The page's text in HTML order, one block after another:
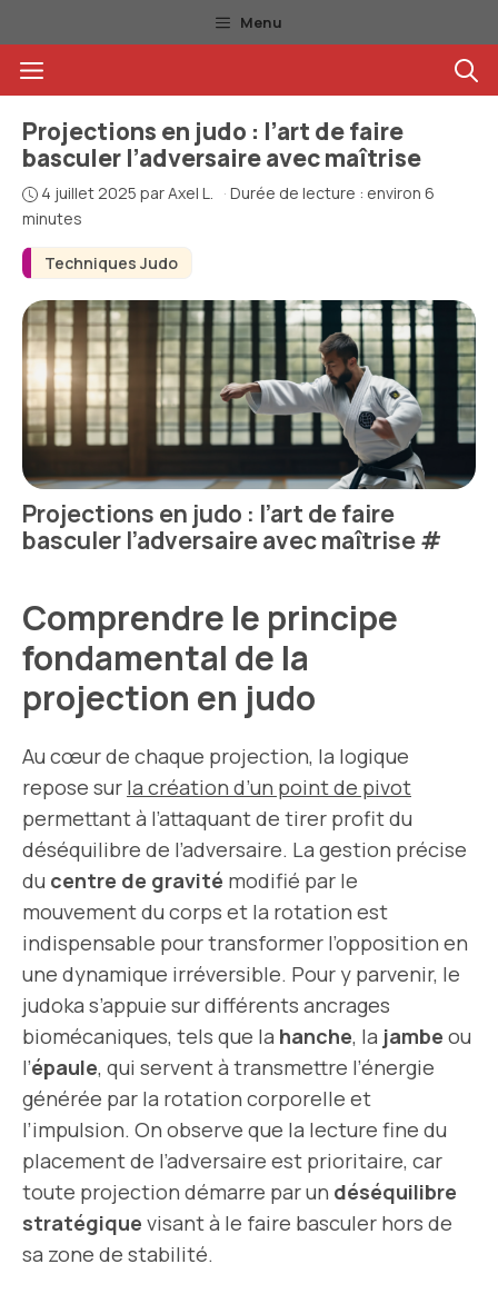
au
contenu
Menu
Menu
Techniques Judo
Projections en judo : l’art de faire
basculer l’adversaire avec maîtrise
4 juillet 2025 parAxel L. · Durée de lecture : environ 6
minutes
Projections en judo : l’art de faire
basculer l’adversaire avec maîtrise#
Comprendre le principe
fondamental de la
projection en judo
Au cœur de chaque projection, la logique
repose sur la création d’un point de pivot
permettant à l’attaquant de tirer profit du
déséquilibre de l’adversaire. La gestion précise
du centre de gravité modifié par le
mouvement du corps et la rotation est
indispensable pour transformer l’opposition en
une dynamique irréversible. Pour y parvenir, le
judoka s’appuie sur différents ancrages
biomécaniques, tels que la hanche, la jambe ou
l’épaule, qui servent à transmettre l’énergie
générée par la rotation corporelle et
l’impulsion. On observe que la lecture fine du
placement de l’adversaire est prioritaire, car
toute projection démarre par un déséquilibre
stratégique visant à le faire basculer hors de
sa zone de stabilité.